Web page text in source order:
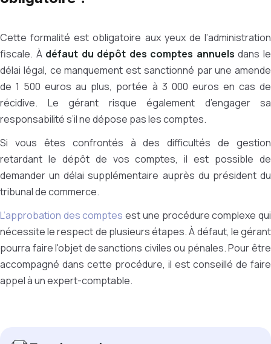
Cette formalité est obligatoire aux yeux de l’administration
fiscale. À défaut du dépôt des comptes annuels dans le
délai légal, ce manquement est sanctionné par une amende
de 1 500 euros au plus, portée à 3 000 euros en cas de
récidive. Le gérant risque également d’engager sa
responsabilité s’il ne dépose pas les comptes.
Si vous êtes confrontés à des difficultés de gestion
retardant le dépôt de vos comptes, il est possible de
demander un délai supplémentaire auprès du président du
tribunal de commerce.
L’approbation des comptes est une procédure complexe qui
nécessite le respect de plusieurs étapes. À défaut, le gérant
pourra faire l'objet de sanctions civiles ou pénales. Pour être
accompagné dans cette procédure, il est conseillé de faire
appel à un expert-comptable.